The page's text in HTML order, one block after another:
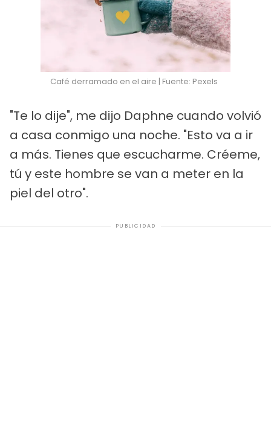
Café derramado en el aire | Fuente: Pexels
"Te lo dije", me dijo Daphne cuando volvió
a casa conmigo una noche. "Esto va a ir
a más. Tienes que escucharme. Créeme,
tú y este hombre se van a meter en la
piel del otro".
PUBLICIDAD